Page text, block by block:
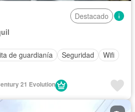
Destacado
de guardianía Seguridad
Wifi
21 Evolution